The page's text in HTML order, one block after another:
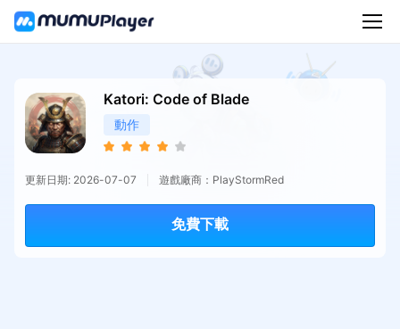
Katori: Code of Blade
動作
更新日期: 2026-07-07 遊戲廠商：PlayStormRed
免費下載